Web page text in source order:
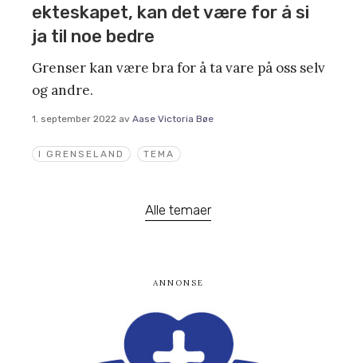
I GRENSELAND TEMA
ekteskapet, kan det være for å si
ja til noe bedre
Grenser kan være bra for å ta vare på oss selv
og andre.
1. september 2022 av Aase Victoria Bøe
Alle temaer